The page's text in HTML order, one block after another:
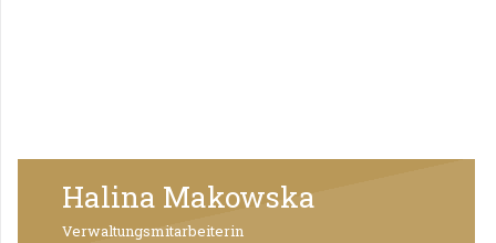
Halina Makowska
Verwaltungsmitarbeiterin